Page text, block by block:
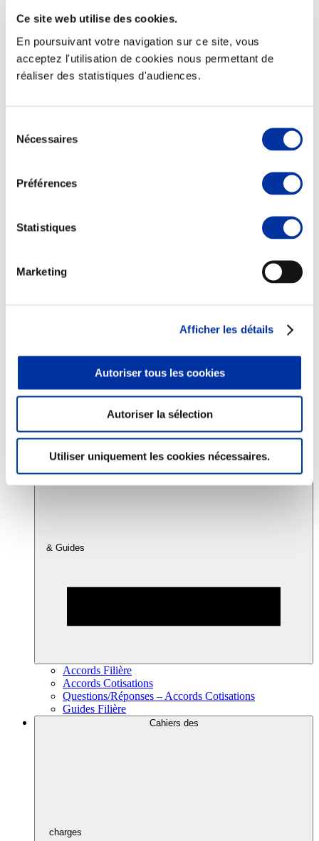
Ce site web utilise des cookies.
En poursuivant votre navigation sur ce site, vous
acceptez l'utilisation de cookies nous permettant de
réaliser des statistiques d'audiences.
Nécessaires
Préférences
Statistiques
Marketing
Afficher les détails
Autoriser tous les cookies
Autoriser la sélection
Utiliser uniquement les cookies nécessaires.
Elevage
Consommation
Sécurité sanitaire
Juste rémunération et attractivité des métiers
Info-veille scientifique
Accords
& Guides
Accords Filière
Accords Cotisations
Questions/Réponses – Accords Cotisations
Guides Filière
Cahiers des
charges